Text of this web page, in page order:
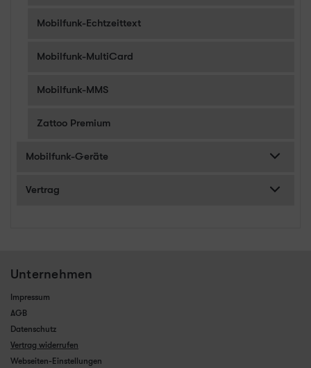
Mobilfunk-Echtzeittext
Mobilfunk-MultiCard
Mobilfunk-MMS
Zattoo Premium
Mobilfunk-Geräte
Vertrag
Unternehmen
Impressum
AGB
Datenschutz
Vertrag widerrufen
Webseiten-Einstellungen